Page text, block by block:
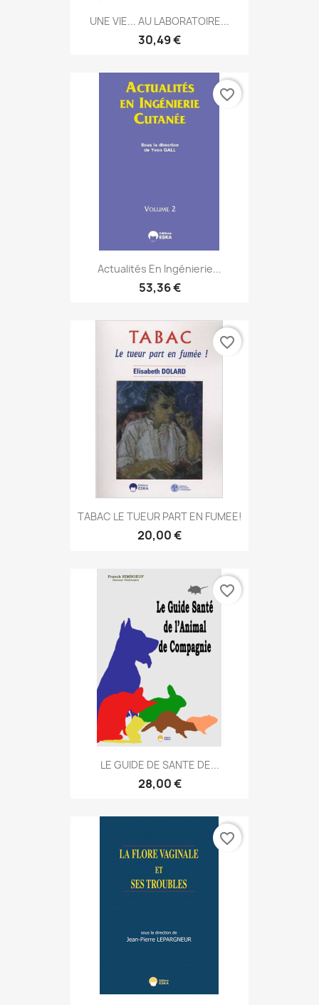
UNE VIE... AU LABORATOIRE...
30,49 €
Actualités En Ingénierie...
53,36 €
favorite_border
TABAC LE TUEUR PART EN FUMEE!
20,00 €
favorite_border
LE GUIDE DE SANTE DE...
28,00 €
favorite_border
favorite_border